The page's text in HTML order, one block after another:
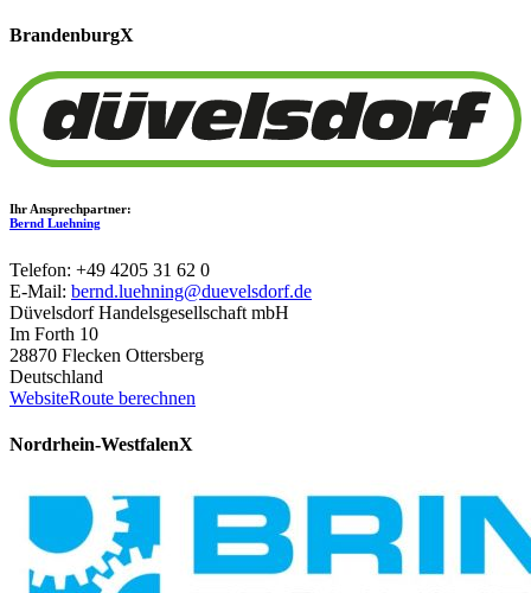
BrandenburgX
Ihr Ansprechpartner:
Bernd Luehning
Telefon: +49 4205 31 62 0
E-Mail: bernd.luehning@duevelsdorf.de
Düvelsdorf Handelsgesellschaft mbH
Im Forth 10
28870 Flecken Ottersberg
Deutschland
WebsiteRoute berechnen
Nordrhein-WestfalenX